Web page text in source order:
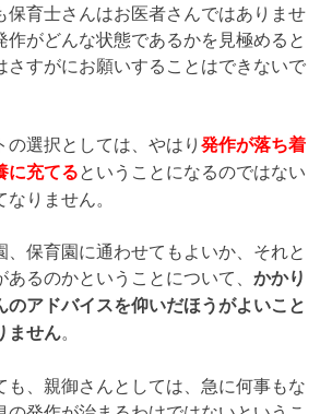
保育士さんはお医者さんではありませ
作がどんな状態であるかを見極めると
さすがにお願いすることはできないで
の選択としては、やはり 発作が落ち着
に充てるということになるのではない
りません。
、保育園に通わせてもよいか、それと
あるのかということについて、 かかり
のアドバイスを仰いだほうがよいこと
ません。
も、親御さんとしては、急に何事もな